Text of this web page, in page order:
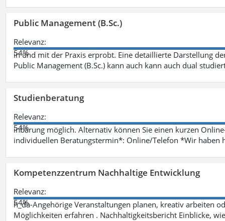
Public Management (B.Sc.)
Relevanz:
54%
in und mit der Praxis erprobt. Eine detaillierte Darstellung
Public Management (B.Sc.) kann auch kann auch dual
Studienberatung
Relevanz:
54%
inbarung möglich. Alternativ können Sie einen kurzen
individuellen Beratungstermin*: Online/Telefon *Wir haben
Kompetenzzentrum Nachhaltige Entwicklung
Relevanz:
54%
h_da-Angehörige Veranstaltungen planen, kreativ arbeiten
Möglichkeiten erfahren . Nachhaltigkeitsbericht Einblicke,